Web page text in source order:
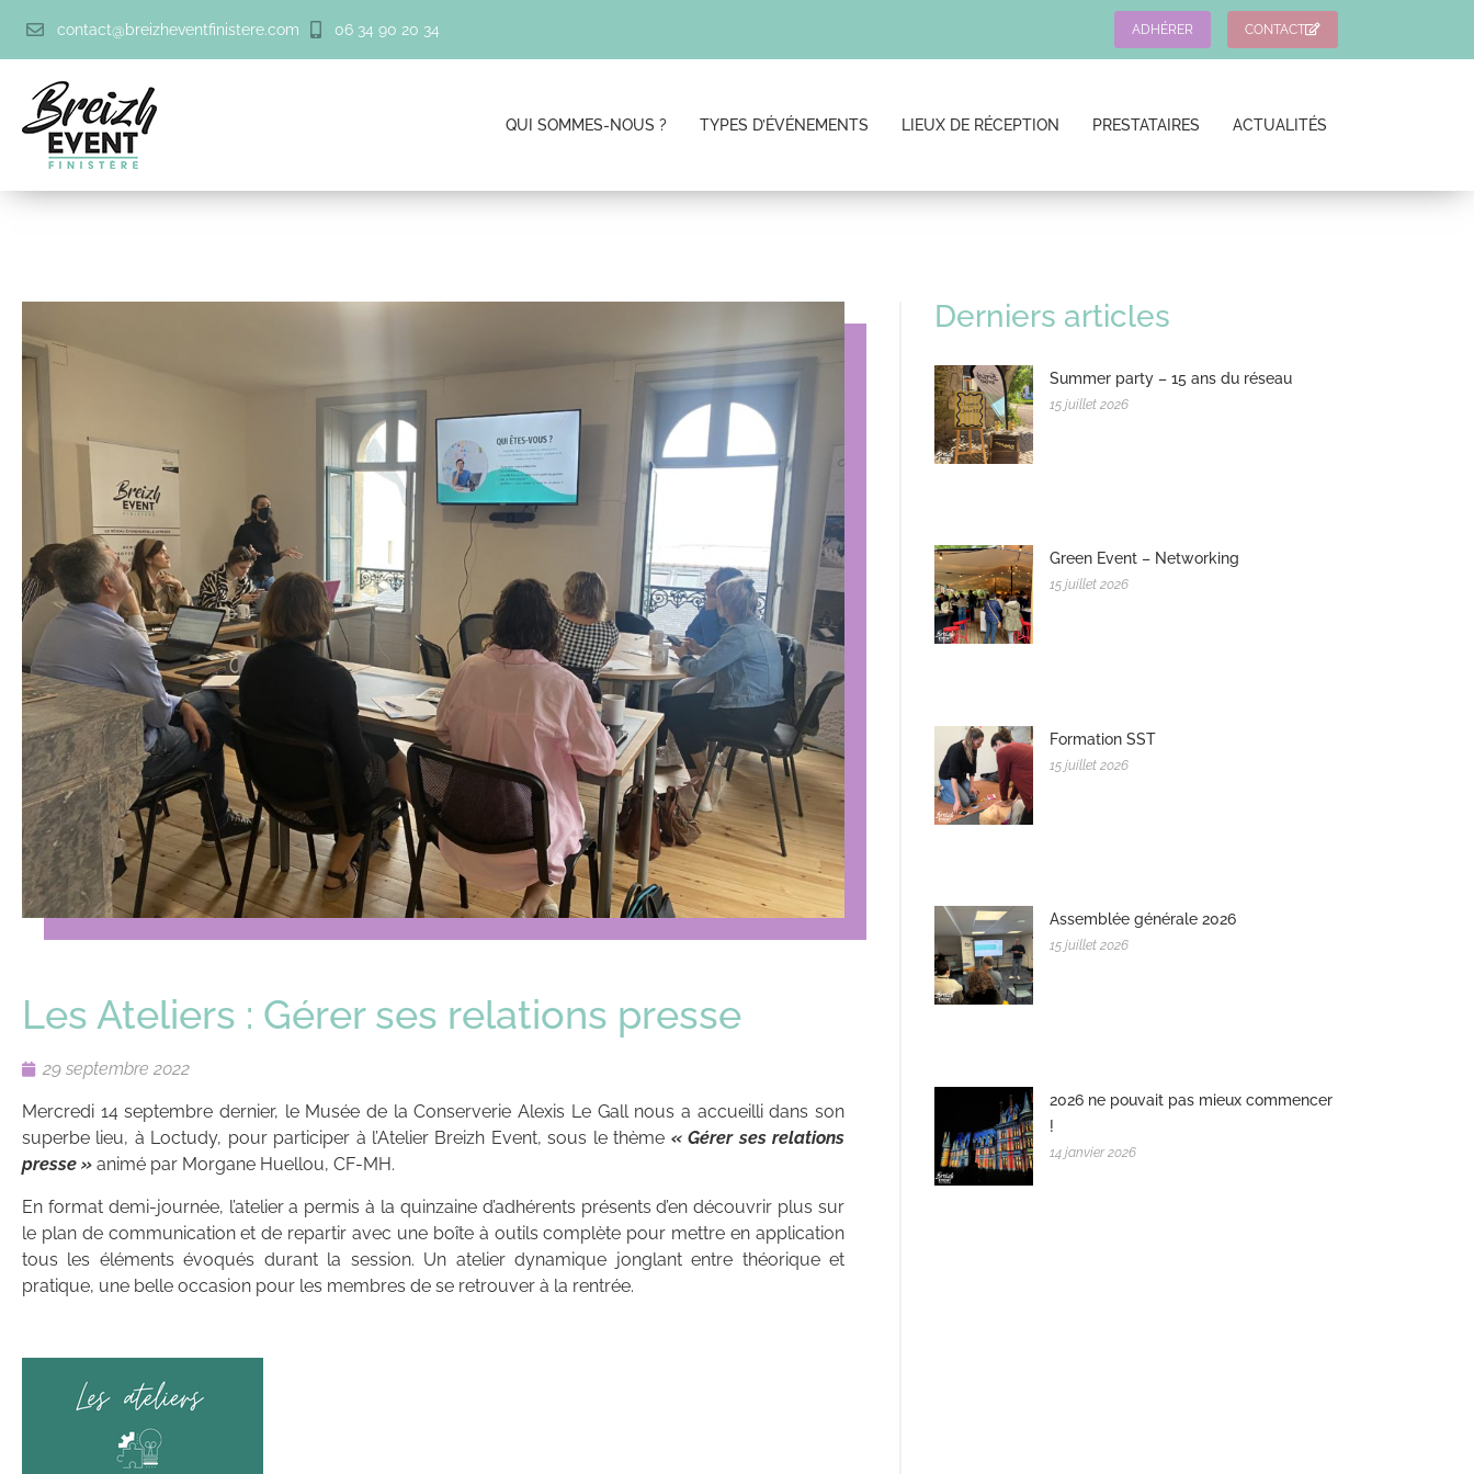
contact@breizheventfinistere.com 06 34 90 20 34 ADHÉRER CONTACT
QUI SOMMES-NOUS ? TYPES D’ÉVÉNEMENTS LIEUX DE RÉCEPTION PRESTATAIRES ACTUALITÉS
Les Ateliers : Gérer ses relations presse
29 septembre 2022
Mercredi 14 septembre dernier, le Musée de la Conserverie Alexis Le Gall nous a accueilli dans son
superbe lieu, à Loctudy, pour participer à l’Atelier Breizh Event, sous le thème « Gérer ses relations
presse » animé par Morgane Huellou, CF-MH.
En format demi-journée, l’atelier a permis à la quinzaine d’adhérents présents d’en découvrir plus sur
le plan de communication et de repartir avec une boîte à outils complète pour mettre en application
tous les éléments évoqués durant la session. Un atelier dynamique jonglant entre théorique et
pratique, une belle occasion pour les membres de se retrouver à la rentrée.
Derniers articles
Summer party – 15 ans du réseau
15 juillet 2026
Green Event – Networking
15 juillet 2026
Formation SST
15 juillet 2026
Assemblée générale 2026
15 juillet 2026
2026 ne pouvait pas mieux commencer
!
14 janvier 2026